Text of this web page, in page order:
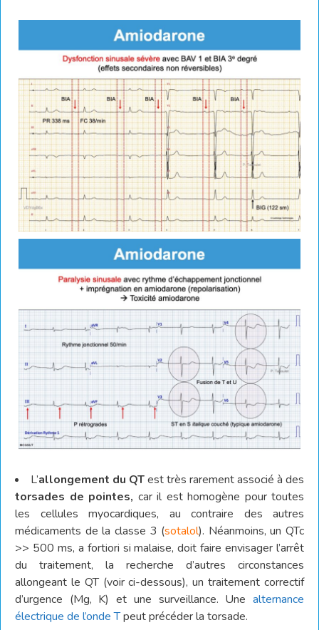
L’allongement du QTest très rarement associé à des
torsades de pointes, car il est homogène pour toutes
les cellules myocardiques, au contraire des autres
médicaments de la classe 3 (sotalol). Néanmoins, un QTc
>> 500 ms, a fortiori si malaise, doit faire envisager l’arrêt
du traitement, la recherche d’autres circonstances
allongeant le QT (voir ci-dessous), un traitement correctif
d’urgence (Mg, K) et une surveillance. Une alternance
électrique de l’onde Tpeut précéder la torsade.